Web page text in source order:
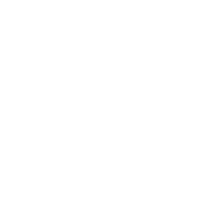
Prediais e Industriais
no Teto
Parede Drywall
de Reforma